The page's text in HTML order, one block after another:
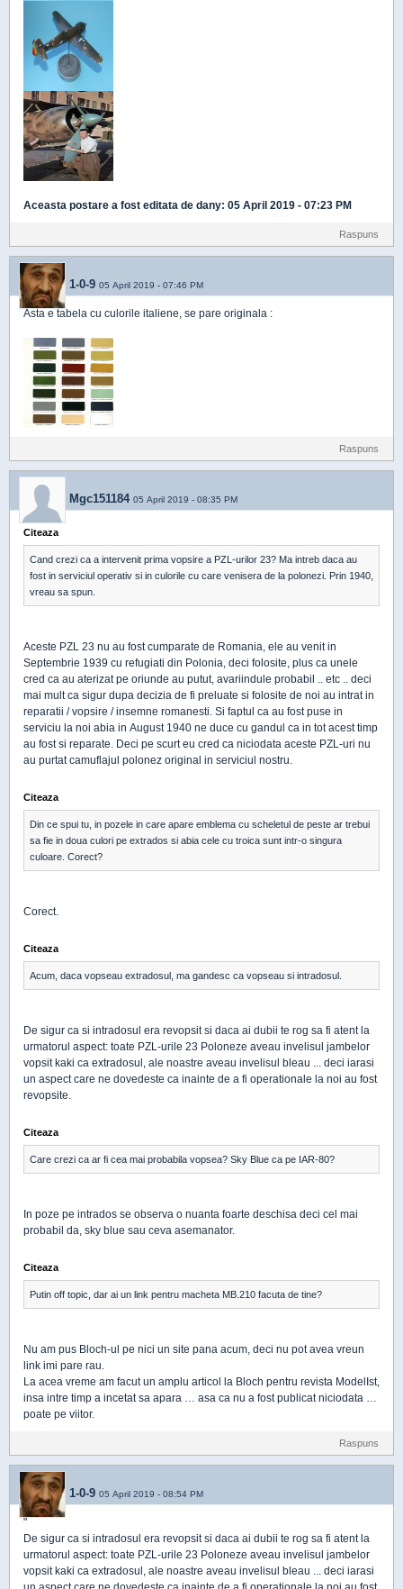
Aceasta postare a fost editata de dany: 05 April 2019 - 07:23 PM
Raspuns
1-0-9 05 April 2019 - 07:46 PM
Asta e tabela cu culorile italiene, se pare originala :
Raspuns
Mgc151184 05 April 2019 - 08:35 PM
Citeaza
Cand crezi ca a intervenit prima vopsire a PZL-urilor 23? Ma intreb daca au
fost in serviciul operativ si in culorile cu care venisera de la polonezi. Prin 1940,
vreau sa spun.
Aceste PZL 23 nu au fost cumparate de Romania, ele au venit in
Septembrie 1939 cu refugiati din Polonia, deci folosite, plus ca unele
cred ca au aterizat pe oriunde au putut, avariindule probabil .. etc .. deci
mai mult ca sigur dupa decizia de fi preluate si folosite de noi au intrat in
reparatii / vopsire / insemne romanesti. Si faptul ca au fost puse in
serviciu la noi abia in August 1940 ne duce cu gandul ca in tot acest timp
au fost si reparate. Deci pe scurt eu cred ca niciodata aceste PZL-uri nu
au purtat camuflajul polonez original in serviciul nostru.
Citeaza
Din ce spui tu, in pozele in care apare emblema cu scheletul de peste ar trebui
sa fie in doua culori pe extrados si abia cele cu troica sunt intr-o singura
culoare. Corect?
Corect.
Citeaza
Acum, daca vopseau extradosul, ma gandesc ca vopseau si intradosul.
De sigur ca si intradosul era revopsit si daca ai dubii te rog sa fi atent la
urmatorul aspect: toate PZL-urile 23 Poloneze aveau invelisul jambelor
vopsit kaki ca extradosul, ale noastre aveau invelisul bleau ... deci iarasi
un aspect care ne dovedeste ca inainte de a fi operationale la noi au fost
revopsite.
Citeaza
Care crezi ca ar fi cea mai probabila vopsea? Sky Blue ca pe IAR-80?
In poze pe intrados se observa o nuanta foarte deschisa deci cel mai
probabil da, sky blue sau ceva asemanator.
Citeaza
Putin off topic, dar ai un link pentru macheta MB.210 facuta de tine?
Nu am pus Bloch-ul pe nici un site pana acum, deci nu pot avea vreun
link imi pare rau.
La acea vreme am facut un amplu articol la Bloch pentru revista ModelIst,
insa intre timp a incetat sa apara … asa ca nu a fost publicat niciodata …
poate pe viitor.
Raspuns
1-0-9 05 April 2019 - 08:54 PM
"
De sigur ca si intradosul era revopsit si daca ai dubii te rog sa fi atent la
urmatorul aspect: toate PZL-urile 23 Poloneze aveau invelisul jambelor
vopsit kaki ca extradosul, ale noastre aveau invelisul bleau ... deci iarasi